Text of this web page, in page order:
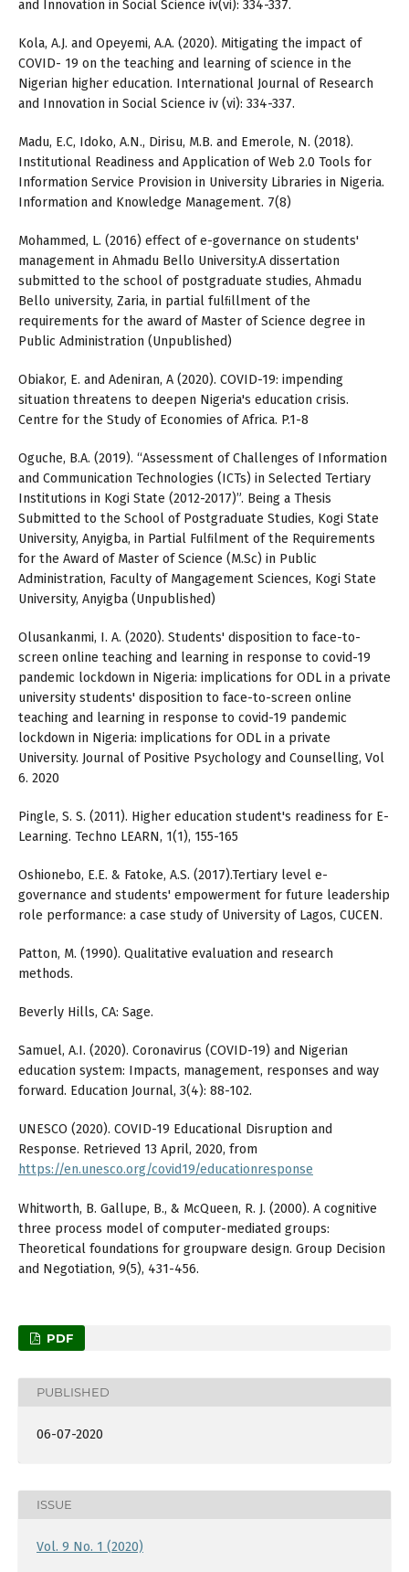
and Innovation in Social Science iv(vi): 334-337.
Kola, A.J. and Opeyemi, A.A. (2020). Mitigating the impact of
COVID- 19 on the teaching and learning of science in the
Nigerian higher education. International Journal of Research
and Innovation in Social Science iv (vi): 334-337.
Madu, E.C, Idoko, A.N., Dirisu, M.B. and Emerole, N. (2018).
Institutional Readiness and Application of Web 2.0 Tools for
Information Service Provision in University Libraries in Nigeria.
Information and Knowledge Management. 7(8)
Mohammed, L. (2016) eﬀect of e-governance on students'
management in Ahmadu Bello University.A dissertation
submitted to the school of postgraduate studies, Ahmadu
Bello university, Zaria, in partial fulﬁllment of the
requirements for the award of Master of Science degree in
Public Administration (Unpublished)
Obiakor, E. and Adeniran, A (2020). COVID-19: impending
situation threatens to deepen Nigeria's education crisis.
Centre for the Study of Economies of Africa. P.1-8
Oguche, B.A. (2019). “Assessment of Challenges of Information
and Communication Technologies (ICTs) in Selected Tertiary
Institutions in Kogi State (2012-2017)”. Being a Thesis
Submitted to the School of Postgraduate Studies, Kogi State
University, Anyigba, in Partial Fulﬁlment of the Requirements
for the Award of Master of Science (M.Sc) in Public
Administration, Faculty of Mangagement Sciences, Kogi State
University, Anyigba (Unpublished)
Olusankanmi, I. A. (2020). Students' disposition to face-to-
screen online teaching and learning in response to covid-19
pandemic lockdown in Nigeria: implications for ODL in a private
university students' disposition to face-to-screen online
teaching and learning in response to covid-19 pandemic
lockdown in Nigeria: implications for ODL in a private
University. Journal of Positive Psychology and Counselling, Vol
6. 2020
Pingle, S. S. (2011). Higher education student's readiness for E-
Learning. Techno LEARN, 1(1), 155-165
Oshionebo, E.E. & Fatoke, A.S. (2017).Tertiary level e-
governance and students' empowerment for future leadership
role performance: a case study of University of Lagos, CUCEN.
Patton, M. (1990). Qualitative evaluation and research
methods.
Beverly Hills, CA: Sage.
Samuel, A.I. (2020). Coronavirus (COVID-19) and Nigerian
education system: Impacts, management, responses and way
forward. Education Journal, 3(4): 88-102.
UNESCO (2020). COVID-19 Educational Disruption and
Response. Retrieved 13 April, 2020, from
https://en.unesco.org/covid19/educationresponse
Whitworth, B. Gallupe, B., & McQueen, R. J. (2000). A cognitive
three process model of computer-mediated groups:
Theoretical foundations for groupware design. Group Decision
and Negotiation, 9(5), 431-456.
PDF
PUBLISHED
06-07-2020
ISSUE
Vol. 9 No. 1 (2020)